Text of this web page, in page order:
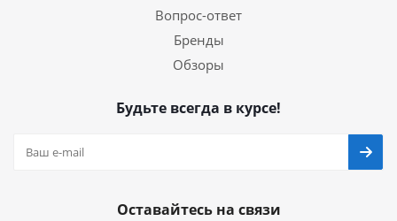
Вопрос-ответ
Бренды
Обзоры
Будьте всегда в курсе!
Оставайтесь на связи